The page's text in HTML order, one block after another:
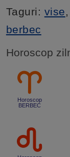
Taguri: vise,
berbec
Horoscop
Horoscop
BERBEC